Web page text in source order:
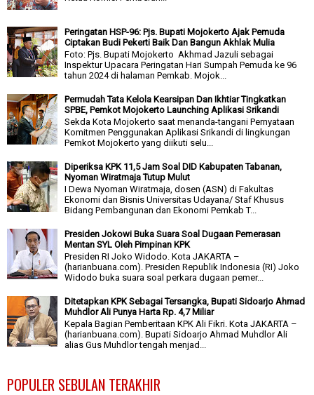
Peringatan HSP-96: Pjs. Bupati Mojokerto Ajak Pemuda
Ciptakan Budi Pekerti Baik Dan Bangun Akhlak Mulia
Foto: Pjs. Bupati Mojokerto Akhmad Jazuli sebagai
Inspektur Upacara Peringatan Hari Sumpah Pemuda ke 96
tahun 2024 di halaman Pemkab. Mojok...
Permudah Tata Kelola Kearsipan Dan Ikhtiar Tingkatkan
SPBE, Pemkot Mojokerto Launching Aplikasi Srikandi
Sekda Kota Mojokerto saat menanda-tangani Pernyataan
Komitmen Penggunakan Aplikasi Srikandi di lingkungan
Pemkot Mojokerto yang diikuti selu...
Diperiksa KPK 11,5 Jam Soal DID Kabupaten Tabanan,
Nyoman Wiratmaja Tutup Mulut
I Dewa Nyoman Wiratmaja, dosen (ASN) di Fakultas
Ekonomi dan Bisnis Universitas Udayana/ Staf Khusus
Bidang Pembangunan dan Ekonomi Pemkab T...
Presiden Jokowi Buka Suara Soal Dugaan Pemerasan
Mentan SYL Oleh Pimpinan KPK
Presiden RI Joko Widodo. Kota JAKARTA –
(harianbuana.com). Presiden Republik Indonesia (RI) Joko
Widodo buka suara soal perkara dugaan pemer...
Ditetapkan KPK Sebagai Tersangka, Bupati Sidoarjo Ahmad
Muhdlor Ali Punya Harta Rp. 4,7 Miliar
Kepala Bagian Pemberitaan KPK Ali Fikri. Kota JAKARTA –
(harianbuana.com). Bupati Sidoarjo Ahmad Muhdlor Ali
alias Gus Muhdlor tengah menjad...
POPULER SEBULAN TERAKHIR